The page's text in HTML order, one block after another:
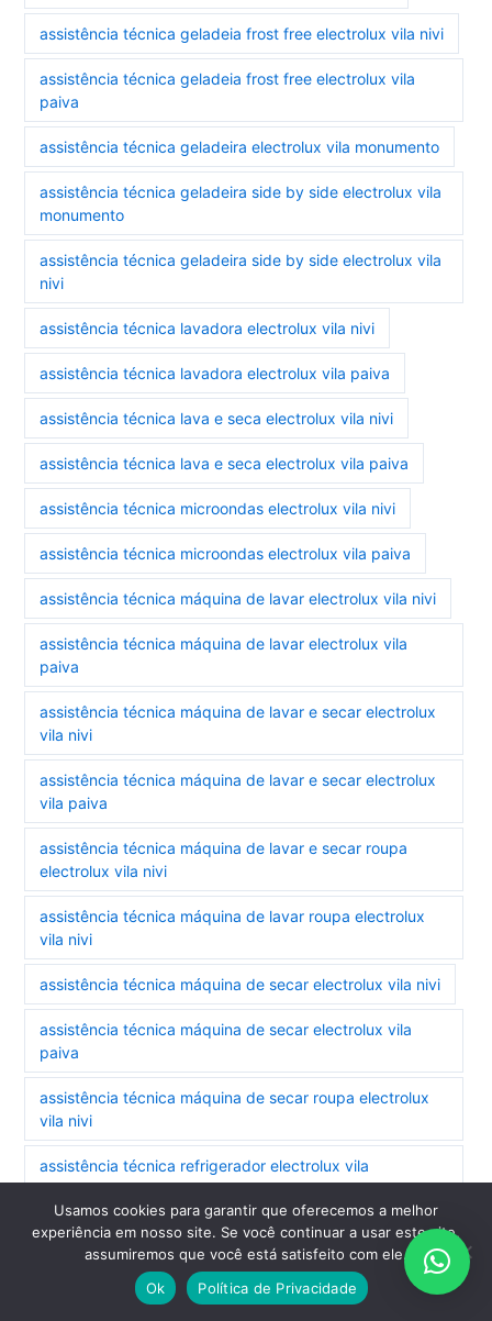
assistência técnica geladeia frost free electrolux vila nivi
assistência técnica geladeia frost free electrolux vila
paiva
assistência técnica geladeira electrolux vila monumento
assistência técnica geladeira side by side electrolux vila
monumento
assistência técnica geladeira side by side electrolux vila
nivi
assistência técnica lavadora electrolux vila nivi
assistência técnica lavadora electrolux vila paiva
assistência técnica lava e seca electrolux vila nivi
assistência técnica lava e seca electrolux vila paiva
assistência técnica microondas electrolux vila nivi
assistência técnica microondas electrolux vila paiva
assistência técnica máquina de lavar electrolux vila nivi
assistência técnica máquina de lavar electrolux vila
paiva
assistência técnica máquina de lavar e secar electrolux
vila nivi
assistência técnica máquina de lavar e secar electrolux
vila paiva
assistência técnica máquina de lavar e secar roupa
electrolux vila nivi
assistência técnica máquina de lavar roupa electrolux
vila nivi
assistência técnica máquina de secar electrolux vila nivi
assistência técnica máquina de secar electrolux vila
paiva
assistência técnica máquina de secar roupa electrolux
vila nivi
assistência técnica refrigerador electrolux vila
monumento
assistência técnica refrigerador side by side electrolux
vila monumento
assistência técnica refrigerador side by side electrolux
Usamos cookies para garantir que oferecemos a melhor
experiência em nosso site. Se você continuar a usar este site,
assumiremos que você está satisfeito com ele.
Ok
Política de Privacidade